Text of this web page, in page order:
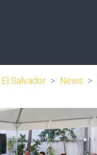
Salvador > News >